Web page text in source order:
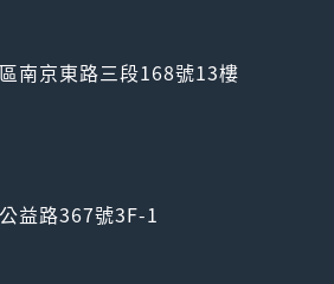
南京東路三段168號13樓
益路367號3F-1